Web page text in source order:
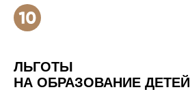
ЛЬГОТЫ
НА ОБРАЗОВАНИЕ ДЕТЕЙ